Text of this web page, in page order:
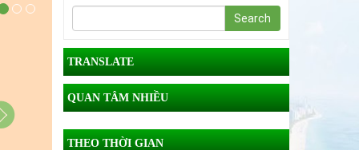
TRANSLATE
QUAN TÂM NHIỀU
THEO THỜI GIAN